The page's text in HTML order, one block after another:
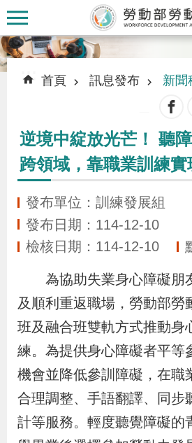
跳到主要內容區塊
認
識
署
訊
發
布
為
民
服
務
:::
::: 首頁 訊息發布 新聞
逆境中綻放光芒！ 聽
跨領域，靠職業訓練
發布單位：訓練發展組
發布日期：114-12-10
檢核日期：114-12-10
為協助失業身心障礙朋
及順利重返職場，勞動部勞
班及融合班雙軌方式推動身
練。為提供身心障礙者平等
機會並降低參訓障礙，在職
合理調整、手語翻譯、同步
計等服務。輕度聽覺障礙的